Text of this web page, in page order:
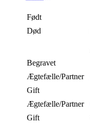
Født
Død
Begravet
Ægtefælle/Partner
Gift
Ægtefælle/Partner
Gift